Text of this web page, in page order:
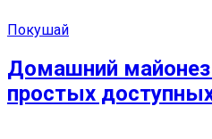
Покушай
Домашний майонез
простых